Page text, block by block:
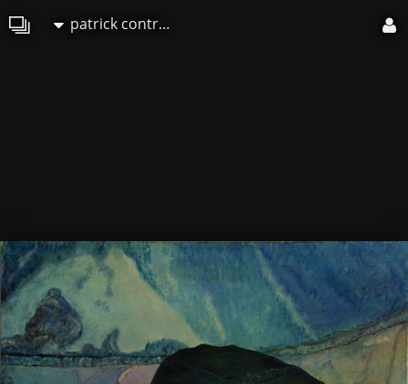
patrick contreras